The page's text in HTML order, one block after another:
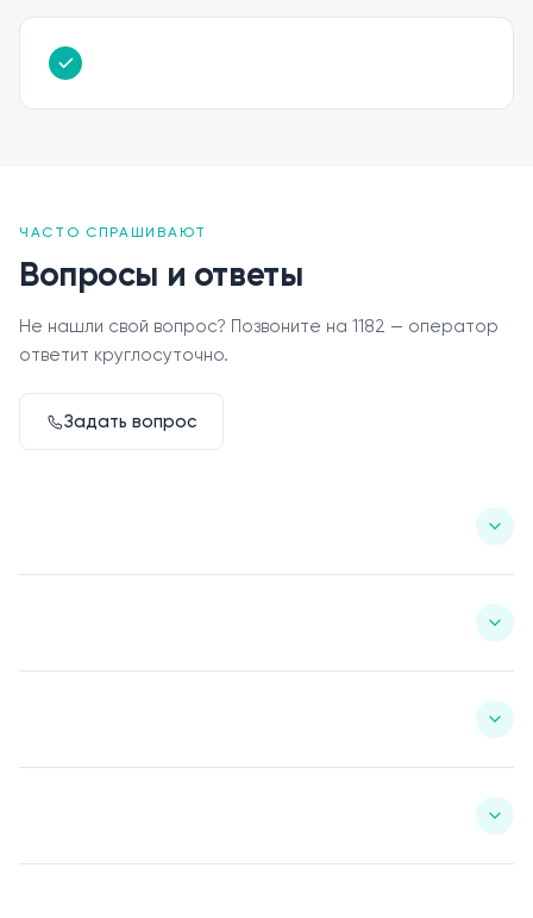
ЧАСТО СПРАШИВАЮТ
Вопросы и ответы
Не нашли свой вопрос? Позвоните на 1182 — оператор
ответит круглосуточно.
Задать вопрос